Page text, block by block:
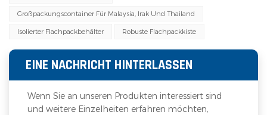
Großpackungscontainer Für Malaysia, Irak Und Thailand
Isolierter Flachpackbehälter Robuste Flachpackkiste
EINE NACHRICHT HINTERLASSEN
Wenn Sie an unseren Produkten interessiert sind
und weitere Einzelheiten erfahren möchten,